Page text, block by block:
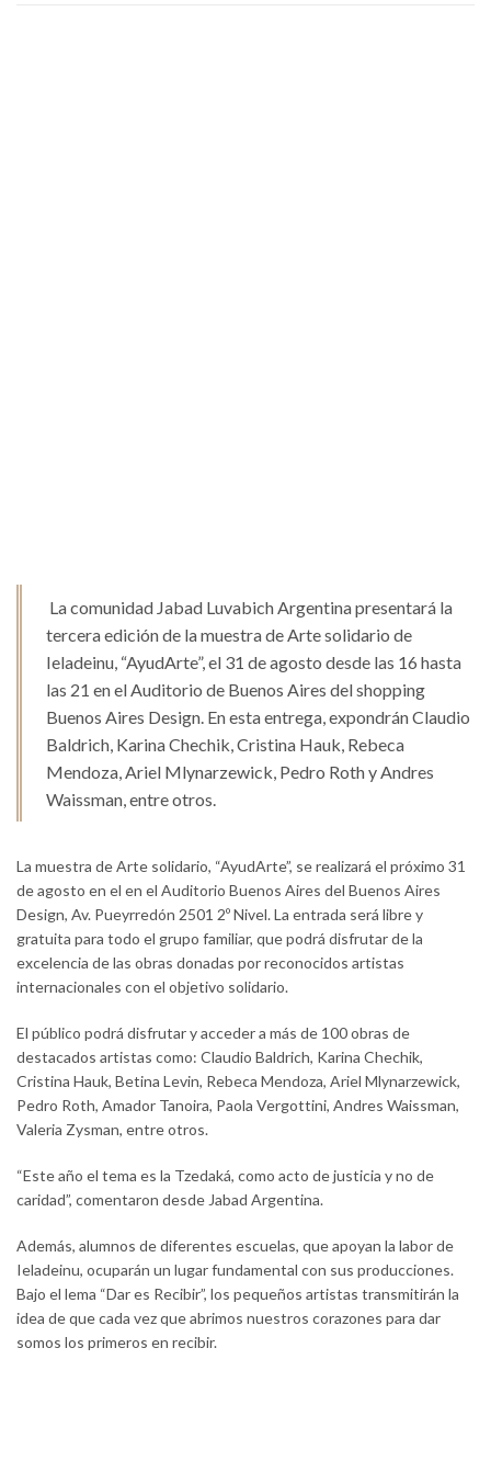
La comunidad Jabad Luvabich Argentina presentará la
tercera edición de la muestra de Arte solidario de
Ieladeinu, “AyudArte”, el 31 de agosto desde las 16 hasta
las 21 en el Auditorio de Buenos Aires del shopping
Buenos Aires Design. En esta entrega, expondrán Claudio
Baldrich, Karina Chechik, Cristina Hauk, Rebeca
Mendoza, Ariel Mlynarzewick, Pedro Roth y Andres
Waissman, entre otros.
La muestra de Arte solidario, “AyudArte”, se realizará el próximo 31
de agosto en el en el Auditorio Buenos Aires del Buenos Aires
Design, Av. Pueyrredón 2501 2º Nivel. La entrada será libre y
gratuita para todo el grupo familiar, que podrá disfrutar de la
excelencia de las obras donadas por reconocidos artistas
internacionales con el objetivo solidario.
El público podrá disfrutar y acceder a más de 100 obras de
destacados artistas como: Claudio Baldrich, Karina Chechik,
Cristina Hauk, Betina Levin, Rebeca Mendoza, Ariel Mlynarzewick,
Pedro Roth, Amador Tanoira, Paola Vergottini, Andres Waissman,
Valeria Zysman, entre otros.
“Este año el tema es la Tzedaká, como acto de justicia y no de
caridad”, comentaron desde Jabad Argentina.
Además, alumnos de diferentes escuelas, que apoyan la labor de
Ieladeinu, ocuparán un lugar fundamental con sus producciones.
Bajo el lema “Dar es Recibir”, los pequeños artistas transmitirán la
idea de que cada vez que abrimos nuestros corazones para dar
somos los primeros en recibir.